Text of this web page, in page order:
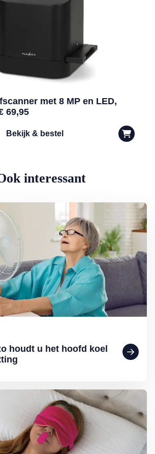
met 8 MP en LED,
69,95
Bekijk & bestel
interessant
houdt u het hoofd koel
Ted: zo houdt u het hoofd koel bij
hype: slapen met mondtape